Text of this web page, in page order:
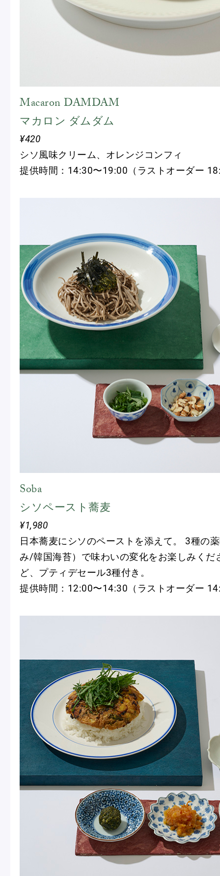
Macaron DAMDAM
マカロン ダムダム
¥420
シソ風味クリーム、オレンジコンフィ
提供時間：14:30〜19:00（ラストオーダー
Soba
シソペースト蕎麦
¥1,980
日本蕎麦にシソのペーストを添えて。 3種の
み/韓国海苔）で味わいの変化をお楽しみくだ
ど、プティデセール3種付き。
提供時間：12:00〜14:30（ラストオーダー